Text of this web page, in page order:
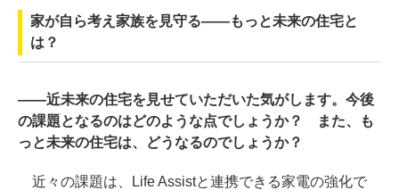
家が自ら考え家族を見守る――もっと未来の住宅と
は？
――近未来の住宅を見せていただいた気がします。今後
の課題となるのはどのような点でしょうか？ また、も
っと未来の住宅は、どうなるのでしょうか？
近々の課題は、Life Assistと連携できる家電の強化で